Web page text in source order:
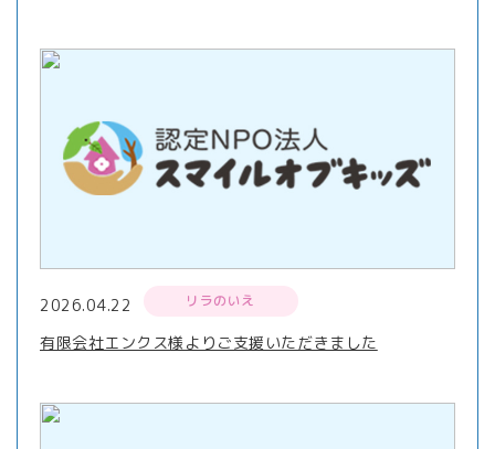
2026.04.22 リラのいえ
有限会社エンクス様よりご支援いただきました